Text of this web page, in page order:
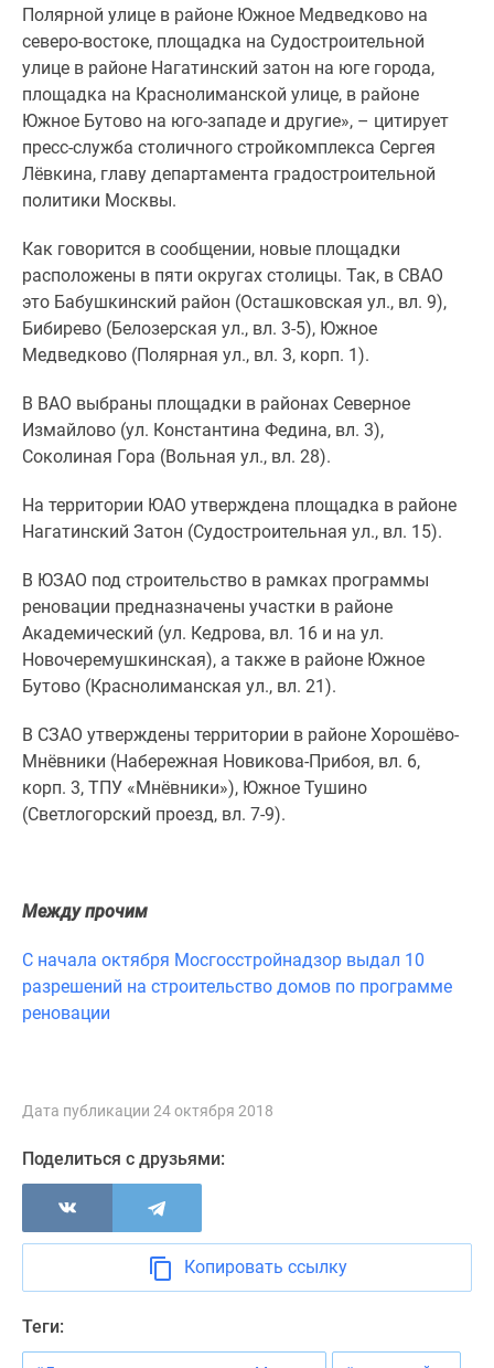
Подмосковья
Студии
комнатные
комнатные
комнатные
карте
Ипотечный
калькулятор
Семейная
ипотека
Военная
ипотека
программы
Новости
недвижимости
Мнение
эксперта
Аналитика
Покупателю
Экспертиза
новостроек
Эксперты
проекте
Контакты
сайте
Машино-
Апартаменты
#траншевая
ипотека
#рассрочка
ипотека
Квартиры
Полярной улице в районе Южное Медведково на
северо-востоке, площадка на Судостроительной
улице в районе Нагатинский затон на юге города,
площадка на Краснолиманской улице, в районе
Южное Бутово на юго-западе и другие», – цитирует
пресс-служба столичного стройкомплекса Сергея
Лёвкина, главу департамента градостроительной
политики Москвы.
Как говорится в сообщении, новые площадки
расположены в пяти округах столицы. Так, в СВАО
это Бабушкинский район (Осташковская ул., вл. 9),
Бибирево (Белозерская ул., вл. 3-5), Южное
Медведково (Полярная ул., вл. 3, корп. 1).
В ВАО выбраны площадки в районах Северное
Измайлово (ул. Константина Федина, вл. 3),
Соколиная Гора (Вольная ул., вл. 28).
На территории ЮАО утверждена площадка в районе
Нагатинский Затон (Судостроительная ул., вл. 15).
В ЮЗАО под строительство в рамках программы
реновации предназначены участки в районе
Академический (ул. Кедрова, вл. 16 и на ул.
Новочеремушкинская), а также в районе Южное
Бутово (Краснолиманская ул., вл. 21).
В СЗАО утверждены территории в районе Хорошёво-
Мнёвники (Набережная Новикова-Прибоя, вл. 6,
корп. 3, ТПУ «Мнёвники»), Южное Тушино
(Светлогорский проезд, вл. 7-9).
Между прочим
С начала октября Мосгосстройнадзор выдал 10
разрешений на строительство домов по программе
реновации
Дата публикации 24 октября 2018
Поделиться с друзьями:
Копировать ссылку
Теги: